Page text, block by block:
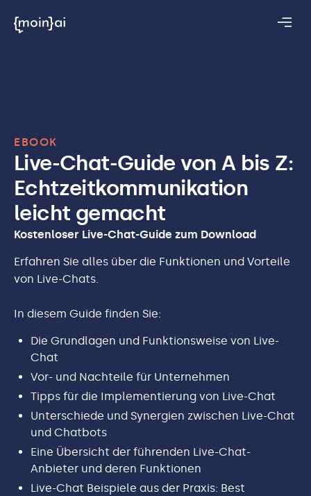
EBOOK
Live-Chat-Guide von A bis Z:
Echtzeitkommunikation
leicht gemacht
Kostenloser Live-Chat-Guide zum Download
Erfahren Sie alles über die Funktionen und Vorteile
von Live-Chats.
In diesem Guide finden Sie:
Die Grundlagen und Funktionsweise von Live-
Chat
Vor- und Nachteile für Unternehmen
Tipps für die Implementierung von Live-Chat
Unterschiede und Synergien zwischen Live-Chat
und Chatbots
Eine Übersicht der führenden Live-Chat-
Anbieter und deren Funktionen
Live-Chat Beispiele aus der Praxis: Best